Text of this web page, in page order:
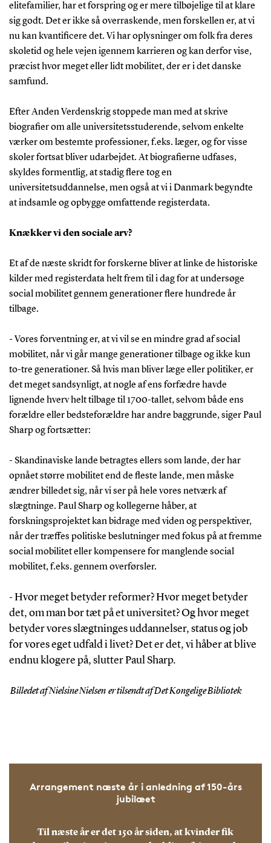
elitefamilier, har et forspring og er mere tilbøjelige til at klare
sig godt. Det er ikke så overraskende, men forskellen er, at vi
nu kan kvantificere det. Vi har oplysninger om folk fra deres
skoletid og hele vejen igennem karrieren og kan derfor vise,
præcist hvor meget eller lidt mobilitet, der er i det danske
samfund.
Efter Anden Verdenskrig stoppede man med at skrive
biografier om alle universitetsstuderende, selvom enkelte
værker om bestemte professioner, f.eks. læger, og for visse
skoler fortsat bliver udarbejdet. At biografierne udfases,
skyldes formentlig, at stadig flere tog en
universitetsuddannelse, men også at vi i Danmark begyndte
at indsamle og opbygge omfattende registerdata.
Knækker vi den sociale arv?
Et af de næste skridt for forskerne bliver at linke de historiske
kilder med registerdata helt frem til i dag for at undersøge
social mobilitet gennem generationer flere hundrede år
tilbage.
- Vores forventning er, at vi vil se en mindre grad af social
mobilitet, når vi går mange generationer tilbage og ikke kun
to-tre generationer. Så hvis man bliver læge eller politiker, er
det meget sandsynligt, at nogle af ens forfædre havde
lignende hverv helt tilbage til 1700-tallet, selvom både ens
forældre eller bedsteforældre har andre baggrunde, siger Paul
Sharp og fortsætter:
- Skandinaviske lande betragtes ellers som lande, der har
opnået større mobilitet end de fleste lande, men måske
ændrer billedet sig, når vi ser på hele vores netværk af
slægtninge. Paul Sharp og kollegerne håber, at
forskningsprojektet kan bidrage med viden og perspektiver,
når der træffes politiske beslutninger med fokus på at fremme
social mobilitet eller kompensere for manglende social
mobilitet, f.eks. gennem overførsler.
-Hvor meget betyder reformer? Hvor meget betyder
det, om man bor tæt på et universitet? Og hvor meget
betyder vores slægtninges uddannelser, status og job
for vores eget udfald i livet? Det er det, vi håber at blive
endnu klogere på, slutter Paul Sharp.
Billedet af Nielsine Nielsen er tilsendt af Det Kongelige Bibliotek
Arrangement næste år i anledning af 150-års
jubilæet
Til næste år er det 150 år siden, at kvinder fik